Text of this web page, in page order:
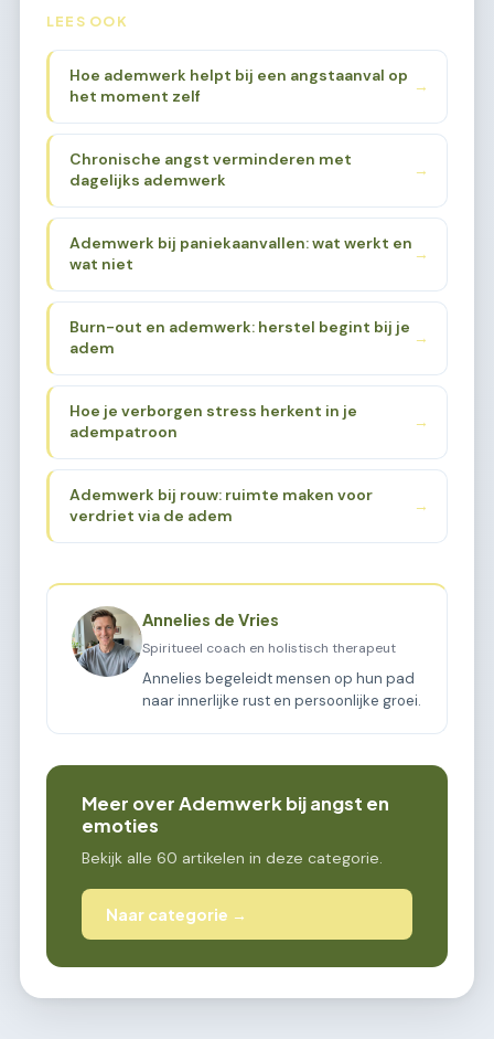
LEES OOK
Hoe ademwerk helpt bij een angstaanval op
het moment zelf
→
Chronische angst verminderen met
dagelijks ademwerk
→
Ademwerk bij paniekaanvallen: wat werkt en
wat niet
→
Burn-out en ademwerk: herstel begint bij je
adem
→
Hoe je verborgen stress herkent in je
adempatroon
→
Ademwerk bij rouw: ruimte maken voor
verdriet via de adem
→
Annelies de Vries
Spiritueel coach en holistisch therapeut
Annelies begeleidt mensen op hun pad
naar innerlijke rust en persoonlijke groei.
Meer over Ademwerk bij angst en
emoties
Bekijk alle 60 artikelen in deze categorie.
Naar categorie →